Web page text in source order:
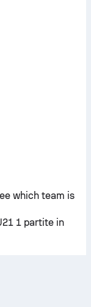
which team is
1 partite in